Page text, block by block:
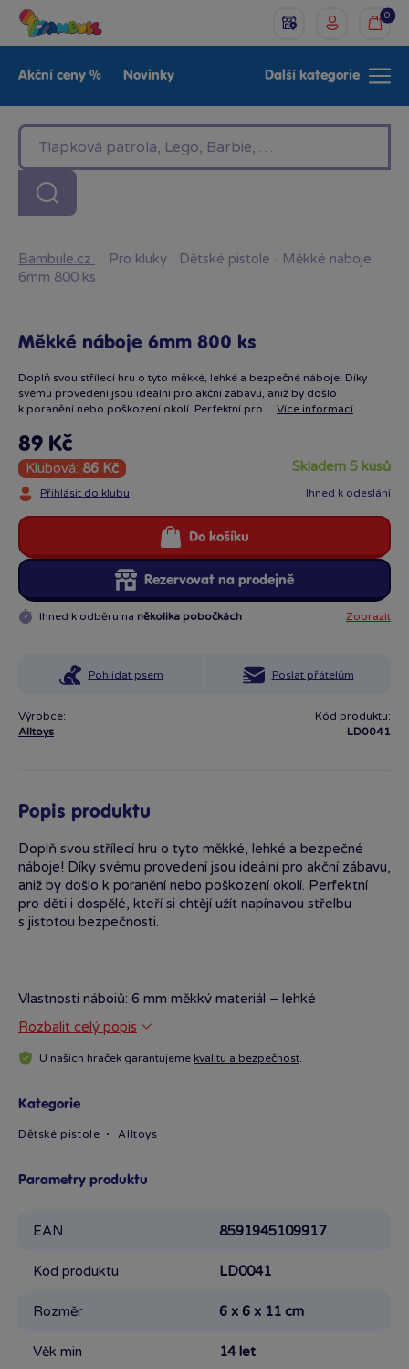
0
Akční ceny % Novinky
LEGO®
Baby Značky
Další kategorie
Bambule.cz · Pro kluky · Dětské pistole · Měkké náboje
6mm 800 ks
Měkké náboje 6mm 800 ks
Doplň svou střílecí hru o tyto měkké, lehké a bezpečné náboje! Díky
svému provedení jsou ideální pro akční zábavu, aniž by došlo
k poranění nebo poškození okolí. Perfektní pro… Více informací
89 Kč
Klubová: 86 Kč
Přihlásit do klubu
skladem 5 kusů
Ihned k odeslání
Rezervovat na prodejně
Do košíku
Ihned k odběru na několika pobočkách Zobrazit
Pohlídat psem Poslat přátelům
Výrobce:
Alltoys
Kód produktu:
LD0041
Popis produktu
Doplň svou střílecí hru o tyto měkké, lehké a bezpečné
náboje! Díky svému provedení jsou ideální pro akční zábavu,
aniž by došlo k poranění nebo poškození okolí. Perfektní
pro děti i dospělé, kteří si chtějí užít napínavou střelbu
s jistotou bezpečnosti.
Vlastnosti nábojů: 6 mm měkký materiál – lehké
Užij si akční souboje s přáteli bez obav!
Rozbalit celý popis
U našich hraček garantujeme kvalitu a bezpečnost.
Kategorie
Dětské pistole Alltoys
Parametry produktu
EAN 8591945109917
Kód produktu LD0041
Rozměr 6 x 6 x 11 cm
Věk min 14 let